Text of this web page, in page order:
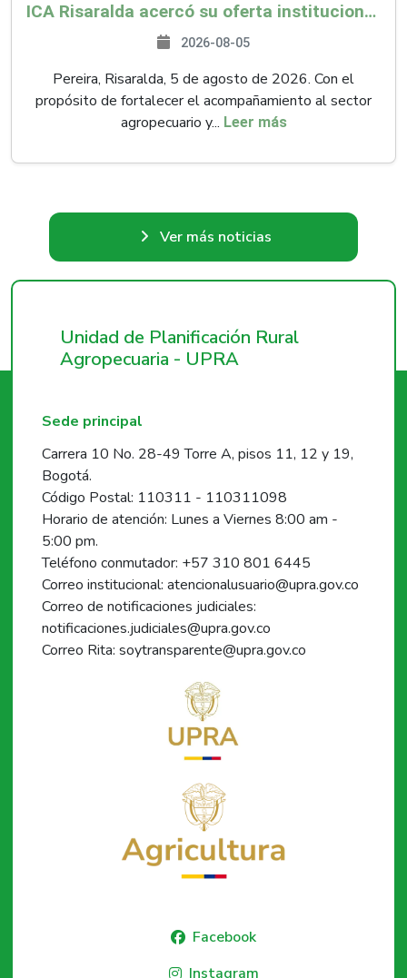
ICA Risaralda acercó su oferta institucional a productores y emprendedores en Expocamello
2026-08-05
Pereira, Risaralda, 5 de agosto de 2026. Con el
propósito de fortalecer el acompañamiento al sector
agropecuario y... Leer más
Ver más noticias
Unidad de Planificación Rural
Agropecuaria - UPRA
Sede principal
Carrera 10 No. 28-49 Torre A, pisos 11, 12 y 19,
Bogotá.
Código Postal: 110311 - 110311098
Horario de atención: Lunes a Viernes 8:00 am -
5:00 pm.
Teléfono conmutador: +57 310 801 6445
Correo institucional: atencionalusuario@upra.gov.co
Correo de notificaciones judiciales:
notificaciones.judiciales@upra.gov.co
Correo Rita: soytransparente@upra.gov.co
Facebook
Instagram